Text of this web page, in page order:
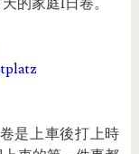
的家庭1日卷。
是上車後打上時